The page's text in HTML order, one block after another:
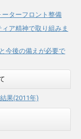
ターフロント整備
ア精神で取り組みま
今後の備えが必要で
果(2011年)